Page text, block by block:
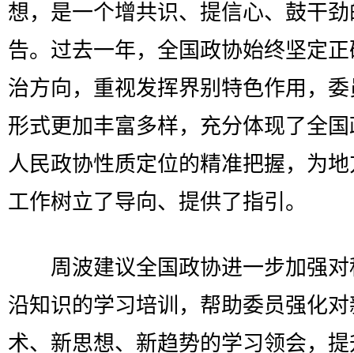
想，是一个增共识、提信心、鼓干
告。过去一年，全国政协始终坚定
治方向，重视发挥界别特色作用，
形式更加丰富多样，充分体现了全
人民政协性质定位的精准把握，为
工作树立了导向、提供了指引。
周波建议全国政协进一步加强对
沿知识的学习培训，帮助委员强化
术、新思想、新趋势的学习领会，